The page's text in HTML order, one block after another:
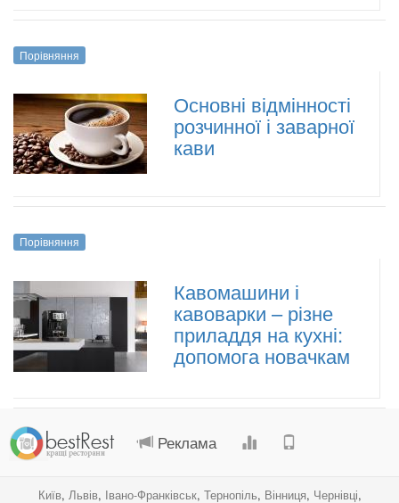
Порівняння
Основні відмінності
розчинної і заварної
кави
Порівняння
Кавомашини і
кавоварки – різне
приладдя на кухні:
допомога новачкам
Реклама
Київ, Львів, Івано-Франківськ, Тернопіль, Вінниця, Чернівці,